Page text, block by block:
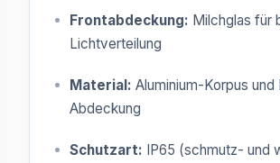
Frontabdeckung: Milchglas für
Lichtverteilung
Material: Aluminium-Korpus und
Abdeckung
Schutzart: IP65 (schmutz- und